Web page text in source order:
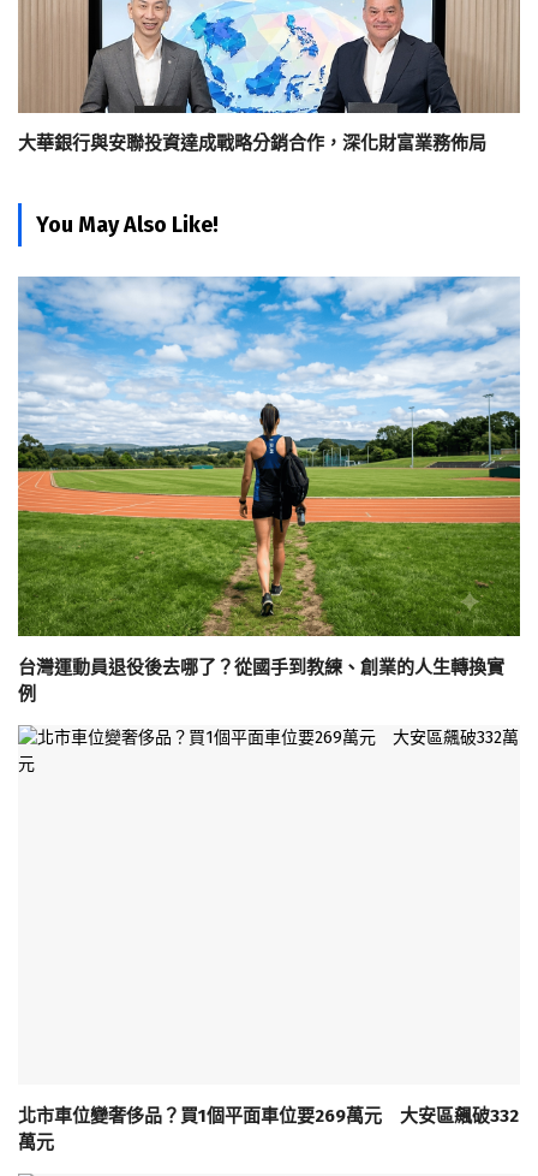
大華銀行與安聯投資達成戰略分銷合作，深化財富業務佈局
You May Also Like!
台灣運動員退役後去哪了？從國手到教練、創業的人生轉換實
例
北市車位變奢侈品？買1個平面車位要269萬元 大安區飆破332
萬元